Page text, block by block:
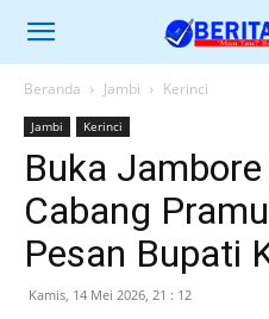
Beranda Jambi Kerinci
Jambi Kerinci
Buka
Cabang
Pesan Bupati
Kamis, 14 Mei 2026, 21 : 12